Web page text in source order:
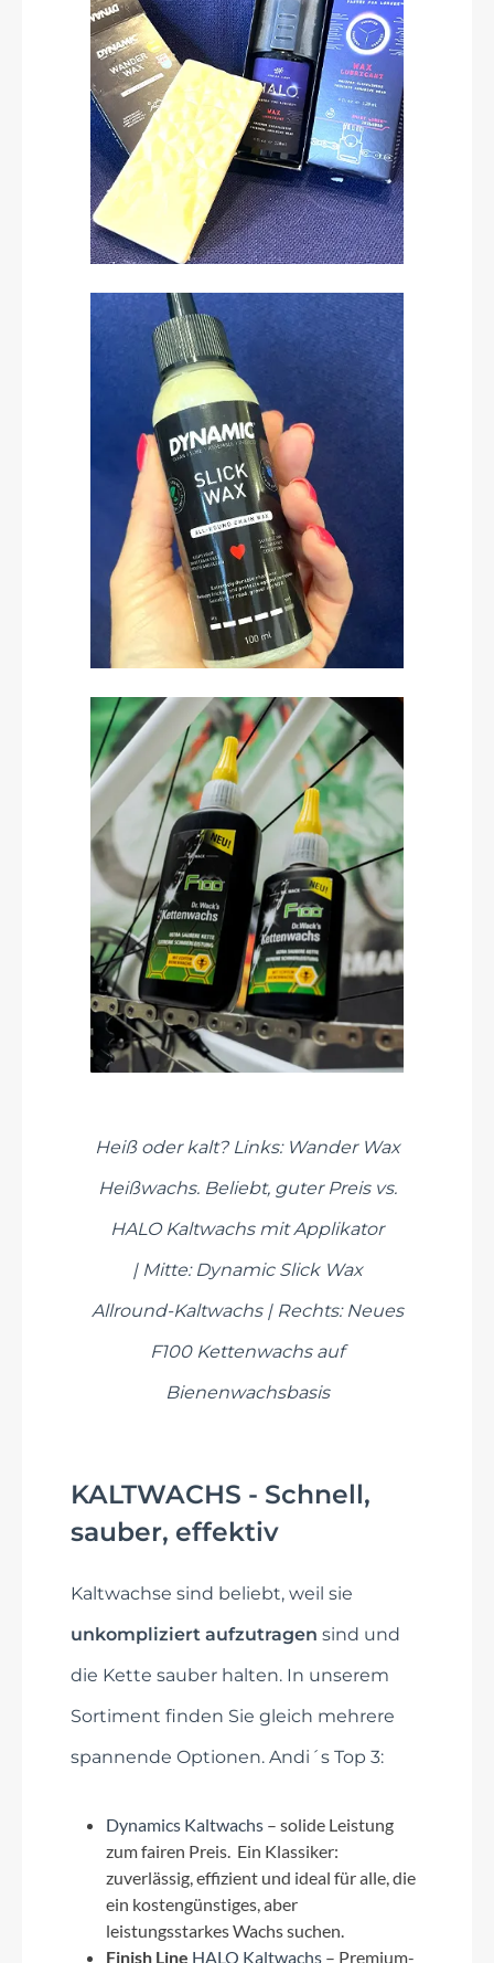
Heiß oder kalt? Links: Wander Wax
Heißwachs. Beliebt, guter Preis vs.
HALO Kaltwachs mit Applikator
| Mitte: Dynamic Slick Wax
Allround-Kaltwachs | Rechts: Neues
F100 Kettenwachs auf
Bienenwachsbasis
KALTWACHS - Schnell,
sauber, effektiv
Kaltwachse sind beliebt, weil sie
unkompliziert aufzutragen sind und
die Kette sauber halten. In unserem
Sortiment finden Sie gleich mehrere
spannende Optionen. Andi´s Top 3:
Dynamics Kaltwachs – solide Leistung
zum fairen Preis. Ein Klassiker:
zuverlässig, effizient und ideal für alle, die
ein kostengünstiges, aber
leistungsstarkes Wachs suchen.
Finish Line HALO Kaltwachs – Premium-